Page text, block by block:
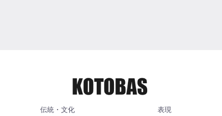
伝統・文化 表現